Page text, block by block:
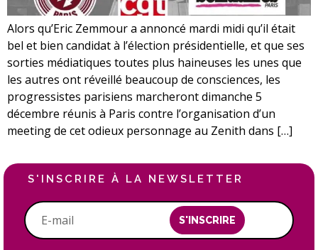
Alors qu’Eric Zemmour a annoncé mardi midi qu’il était
bel et bien candidat à l’élection présidentielle, et que ses
sorties médiatiques toutes plus haineuses les unes que
les autres ont réveillé beaucoup de consciences, les
progressistes parisiens marcheront dimanche 5
décembre réunis à Paris contre l’organisation d’un
meeting de cet odieux personnage au Zenith dans […]
S'INSCRIRE À LA NEWSLETTER
S'INSCRIRE